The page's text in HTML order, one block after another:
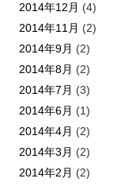
2014年12月 (4)
2014年11月 (2)
2014年9月 (2)
2014年8月 (2)
2014年7月 (3)
2014年6月 (1)
2014年4月 (2)
2014年3月 (2)
2014年2月 (2)